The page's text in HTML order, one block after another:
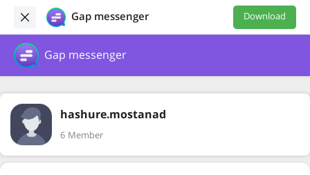
Gap messenger Download
Gap messenger
hashure.mostanad
6 Member